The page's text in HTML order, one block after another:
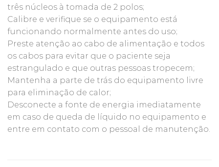
três núcleos à tomada de 2 polos;
Calibre e verifique se o equipamento está
funcionando normalmente antes do uso;
Preste atenção ao cabo de alimentação e todos
os cabos para evitar que o paciente seja
estrangulado e que outras pessoas tropecem;
Mantenha a parte de trás do equipamento livre
para eliminação de calor;
Desconecte a fonte de energia imediatamente
em caso de queda de líquido no equipamento e
entre em contato com o pessoal de manutenção.